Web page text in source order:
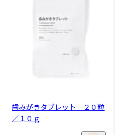
歯みがきタブレット ２０粒
／１０ｇ